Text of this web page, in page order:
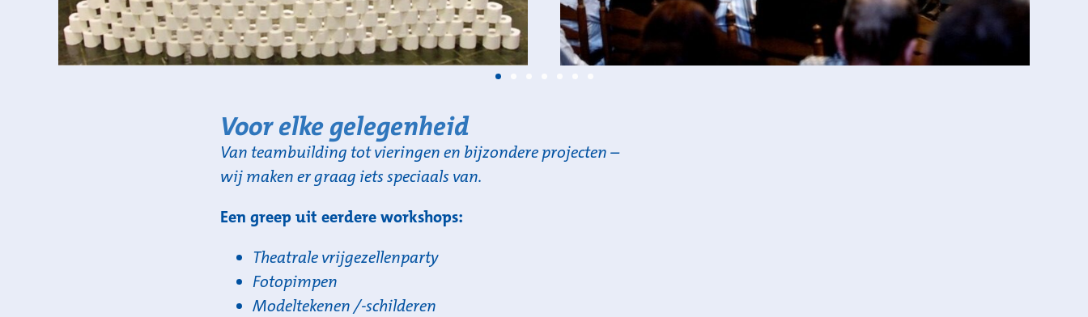
Voor elke gelegenheid
Van teambuilding tot vieringen en bijzondere projecten –
wij maken er graag iets speciaals van.
Een greep uit eerdere workshops:
Theatrale vrijgezellenparty
Fotopimpen
Modeltekenen /-schilderen